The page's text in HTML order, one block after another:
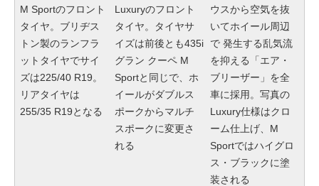
M Sportのフロント
タイヤ。ブリヂス
トン製のランフラ
ットタイヤでサイ
ズは225/40 R19。
リアタイヤは
255/35 R19となる
Luxuryのフロント
タイヤ。タイヤサ
イズは前後とも435i
グラン クーペ M
Sportと同じで、ホ
イールがダブルス
ポークからマルチ
スポークに変更さ
れる
ウスから空気を抜
いてホイール周辺
で 発生する乱気流
を抑える「エア・
ブリーザー」を全
車に採用。写真の
Luxury仕様はクロ
ーム仕上げ、M
Sportではハイグロ
ス・ブラックに塗
装される